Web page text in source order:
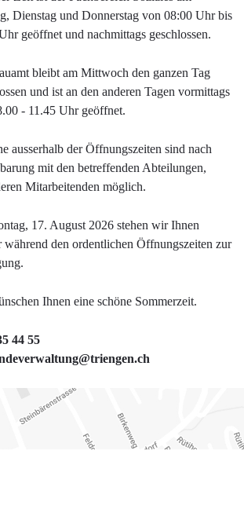
Dienstag und Donnerstag von 08:00 Uhr bis
geöffnet und nachmittags geschlossen.
bleibt am Mittwoch den ganzen Tag
und ist an den anderen Tagen vormittags
- 11.45 Uhr geöffnet.
ausserhalb der Öffnungszeiten sind nach
mit den betreffenden Abteilungen,
Mitarbeitenden möglich.
17. August 2026 stehen wir Ihnen
während den ordentlichen Öffnungszeiten zur
Ihnen eine schöne Sommerzeit.
44 55
Informationen